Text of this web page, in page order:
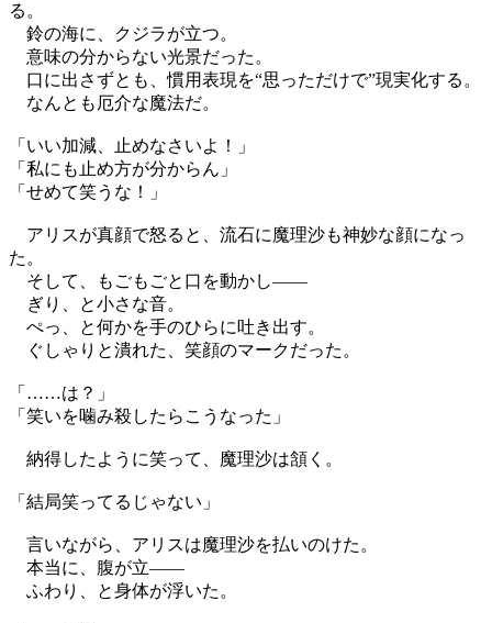
る。
鈴の海に、クジラが立つ。
意味の分からない光景だった。
口に出さずとも、慣用表現を“思っただけで”現実化する。
なんとも厄介な魔法だ。
「いい加減、止めなさいよ！」
「私にも止め方が分からん」
「せめて笑うな！」
アリスが真顔で怒ると、流石に魔理沙も神妙な顔になっ
た。
そして、もごもごと口を動かし——
ぎり、と小さな音。
ぺっ、と何かを手のひらに吐き出す。
ぐしゃりと潰れた、笑顔のマークだった。
「……は？」
「笑いを噛み殺したらこうなった」
納得したように笑って、魔理沙は頷く。
「結局笑ってるじゃない」
言いながら、アリスは魔理沙を払いのけた。
本当に、腹が立——
ふわり、と身体が浮いた。